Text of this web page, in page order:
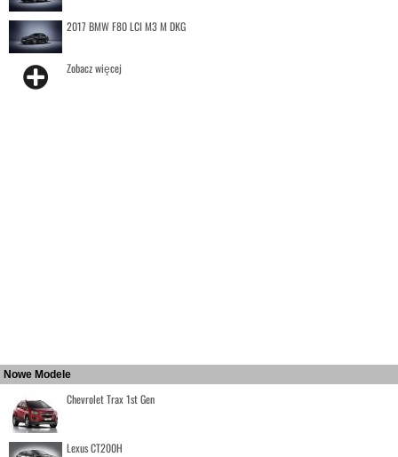
2017 BMW F80 LCI M3 M DKG
Zobacz więcej
Nowe Modele
Chevrolet Trax 1st Gen
Lexus CT200H